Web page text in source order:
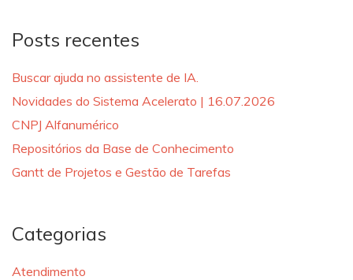
Posts recentes
Buscar ajuda no assistente de IA.
Novidades do Sistema Acelerato | 16.07.2026
CNPJ Alfanumérico
Repositórios da Base de Conhecimento
Gantt de Projetos e Gestão de Tarefas
Categorias
Atendimento